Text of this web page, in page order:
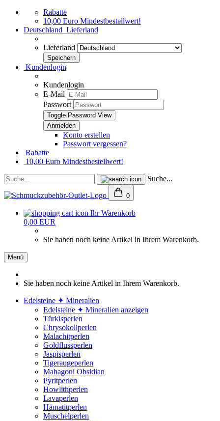
Rabatte
10,00 Euro Mindestbestellwert!
Deutschland Lieferland
Lieferland
Kundenlogin
Kundenlogin
E-Mail
Passwort
Toggle Password View
Konto erstellen
Passwort vergessen?
Rabatte
10,00 Euro Mindestbestellwert!
Suche...
0
Ihr Warenkorb
0,00 EUR
Sie haben noch keine Artikel in Ihrem Warenkorb.
Menü
Sie haben noch keine Artikel in Ihrem Warenkorb.
Edelsteine ✦ Mineralien
Edelsteine ✦ Mineralien anzeigen
Türkisperlen
Chrysokollperlen
Malachitperlen
Goldflussperlen
Jaspisperlen
Tigeraugeperlen
Mahagoni Obsidian
Pyritperlen
Howlithperlen
Lavaperlen
Hämatitperlen
Muschelperlen